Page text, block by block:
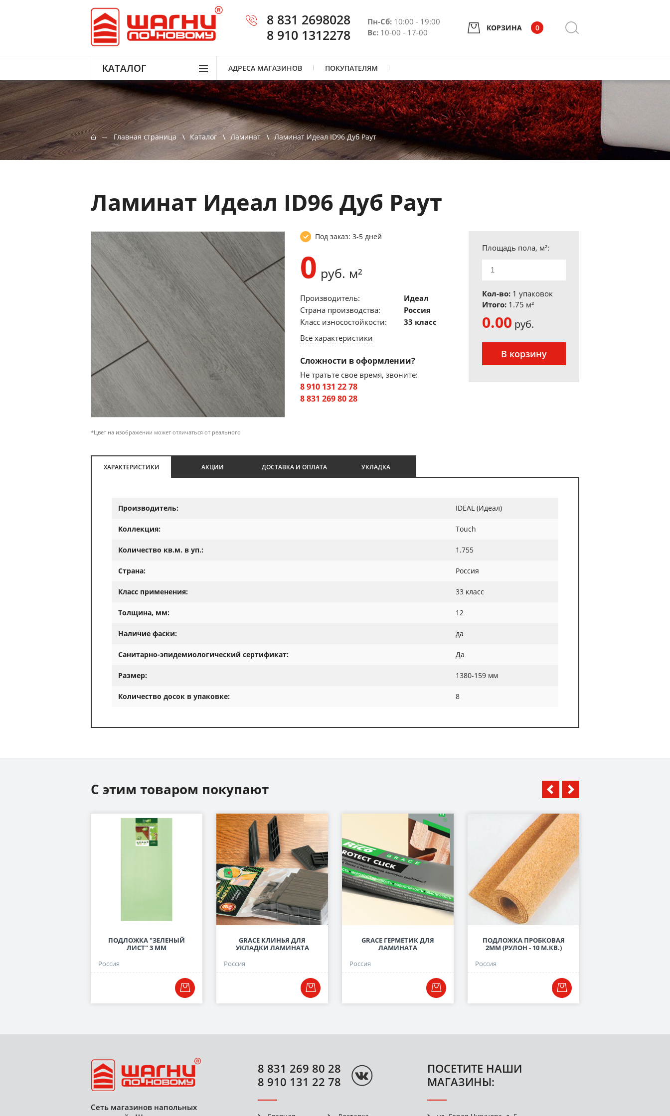
8 831 2698028
8 910 1312278
Пн-Сб: 10:00 - 19:00
Вс: 10-00 - 17-00 КОРЗИНА 0
КАТАЛОГ АДРЕСА МАГАЗИНОВ ПОКУПАТЕЛЯМ
Главная страница Каталог Ламинат Ламинат Идеал ID96 Дуб Раут
Ламинат Идеал ID96 Дуб Раут
*Цвет на изображении может отличаться от реального
Под заказ: 3-5 дней
0 руб. м²
Производитель:
Идеал
Страна производства:
Россия
Класс износостойкости:
33 класс
Все характеристики
Сложности в оформлении?
Не тратьте свое время, звоните:
8 910 131 22 78
8 831 269 80 28
Площадь пола, м²:
Кол-во: 1 упаковок
Итого: 1.75 м²
0.00 руб.
В корзину
ХАРАКТЕРИСТИКИ АКЦИИ ДОСТАВКА И ОПЛАТА УКЛАДКА
Производитель: IDEAL (Идеал)
Коллекция: Touch
Количество кв.м. в уп.: 1.755
Страна: Россия
Класс применения: 33 класс
Толщина, мм: 12
Наличие фаски: да
Санитарно-эпидемиологический сертификат: Да
Размер: 1380-159 мм
Количество досок в упаковке: 8
С этим товаром покупают
ПОДЛОЖКА "ЗЕЛЕНЫЙ
ЛИСТ" 3 ММ
Россия
GRACE КЛИНЬЯ ДЛЯ
УКЛАДКИ ЛАМИНАТА
Россия
GRACE ГЕРМЕТИК ДЛЯ
ЛАМИНАТА
Россия
ПОДЛОЖКА ПРОБКОВАЯ
2ММ (РУЛОН - 10 М.КВ.)
Россия
Сеть магазинов напольных
8 831 269 80 28
8 910 131 22 78
ПОСЕТИТЕ НАШИ
МАГАЗИНЫ: